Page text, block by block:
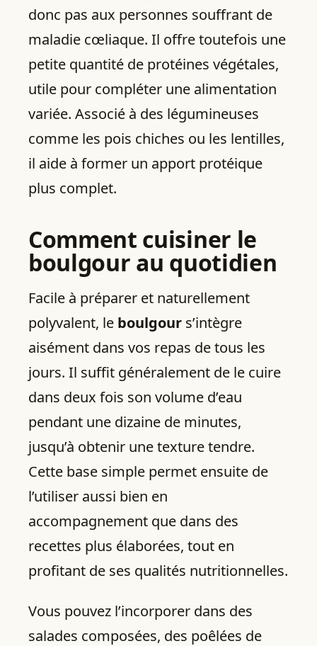
donc pas aux personnes souffrant de
maladie cœliaque. Il offre toutefois une
petite quantité de protéines végétales,
utile pour compléter une alimentation
variée. Associé à des légumineuses
comme les pois chiches ou les lentilles,
il aide à former un apport protéique
plus complet.
Comment cuisiner le
boulgour au quotidien
Facile à préparer et naturellement
polyvalent, le boulgour s’intègre
aisément dans vos repas de tous les
jours. Il suffit généralement de le cuire
dans deux fois son volume d’eau
pendant une dizaine de minutes,
jusqu’à obtenir une texture tendre.
Cette base simple permet ensuite de
l’utiliser aussi bien en
accompagnement que dans des
recettes plus élaborées, tout en
profitant de ses qualités nutritionnelles.
Vous pouvez l’incorporer dans des
salades composées, des poêlées de